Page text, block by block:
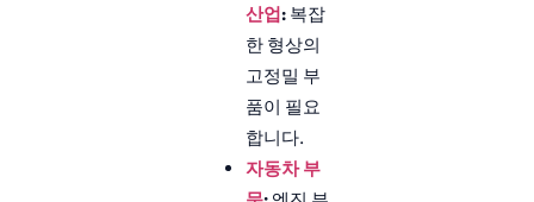
산업: 복잡
한 형상의
고정밀 부
품이 필요
합니다.
자동차 부